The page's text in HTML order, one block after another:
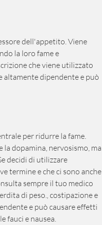
dell'appetito. Viene
la loro fame e
che viene utilizzato
altamente dipendente e può
per ridurre la fame.
dopamina, nervosismo, ma
decidi di utilizzare
termine e che ci sono anche
sempre il tuo medico
di peso., costipazione e
e può causare effetti
fauci e nausea.